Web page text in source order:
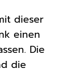
dieser
einen
Die
die